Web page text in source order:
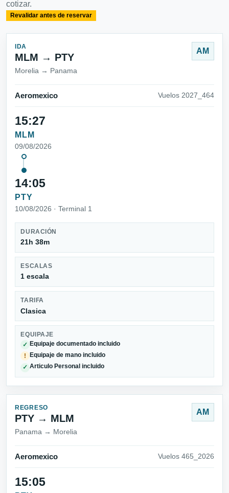
cotizar.
Revalidar antes de reservar
IDA
MLM → PTY
Morelia → Panama
AM
Aeromexico Vuelos 2027_464
15:27
MLM
09/08/2026
14:05
PTY
10/08/2026 · Terminal 1
DURACIÓN
21h 38m
ESCALAS
1 escala
TARIFA
Clasica
EQUIPAJE
✓ Equipaje documentado incluido
! Equipaje de mano incluido
✓ Articulo Personal incluido
REGRESO
PTY → MLM
Panama → Morelia
AM
Aeromexico Vuelos 465_2026
15:05